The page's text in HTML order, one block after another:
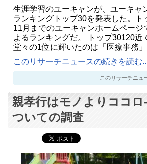
生涯学習のユーキャンが、ユーキャ
ランキングトップ30を発表した。ト
11月までのユーキャンホームページ
よるランキングだ。 トップ30120近
堂々の1位に輝いたのは「医療事務
このリサーチニュースの続きを読む
このリサーチニュ
親孝行はモノよりココ
ついての調査